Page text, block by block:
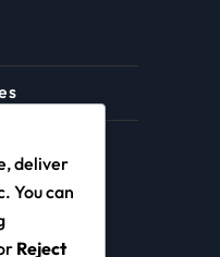
deliver
You can
Reject